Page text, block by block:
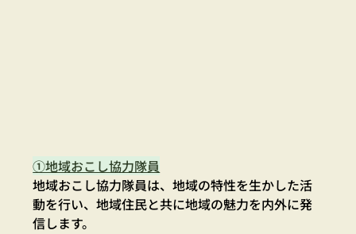
①地域おこし協力隊員
地域おこし協力隊員は、地域の特性を生かした活
動を行い、地域住民と共に地域の魅力を内外に発
信します。